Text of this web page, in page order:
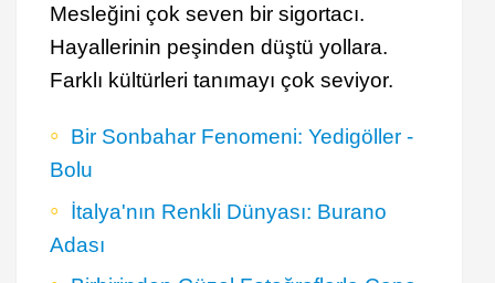
Mesleğini çok seven bir sigortacı.
Hayallerinin peşinden düştü yollara.
Farklı kültürleri tanımayı çok seviyor.
Bir Sonbahar Fenomeni: Yedigöller -
Bolu
İtalya'nın Renkli Dünyası: Burano
Adası